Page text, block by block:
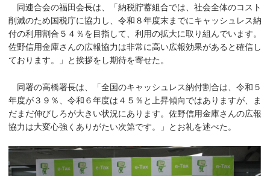
同連合会の福田会長は、「納税貯蓄組合では、社会全体のコスト
削減のため国税庁に協力し、令和８年度末までにキャッシュレス納
付の利用割合５４％を目指して、利用の拡大に取り組んでいます。
佐野信用金庫さんの広報協力は非常に高い広報効果があると確信し
ております。」と挨拶をし期待を寄せた。
同署の高橋署長は、「全国のキャッシュレス納付割合は、令和５
年度が３９％、令和６年度は４５％と上昇傾向ではありますが、ま
だまだ伸びしろが大きい状況にあります。佐野信用金庫さんの広報
協力は大変心強くありがたい次第です。」とお礼を述べた。